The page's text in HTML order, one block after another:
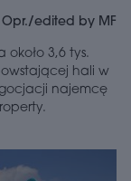
Opr./edited by MF
około 3,6 tys.
hali w
najemcę